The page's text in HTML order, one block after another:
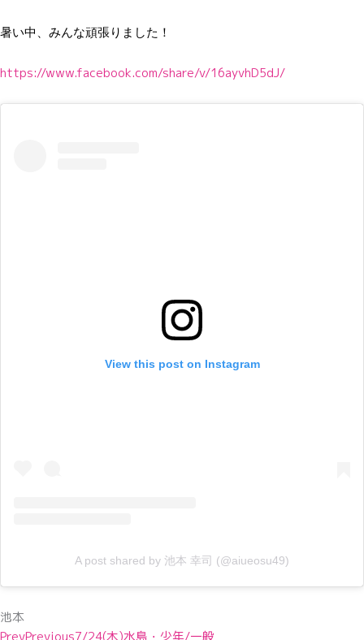
暑い中、みんな頑張りました！
https://www.facebook.com/share/v/16ayvhD5dJ/
View this post on Instagram
A post shared by 池本 幸司 (@aiueosu49)
池本
PrevPrevious7/24(木)水島・少年/一般